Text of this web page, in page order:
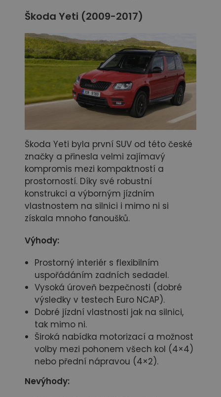
Škoda Yeti (2009-2017)
Škoda Yeti byla první SUV od této české
značky a přinesla velmi zajímavý
kompromis mezi kompaktností a
prostorností. Díky své robustní
konstrukci a výborným jízdním
vlastnostem na silnici i mimo ni si
získala mnoho fanoušků.
Výhody:
Prostorný interiér s flexibilním
uspořádáním zadních sedadel.
Vysoká úroveň bezpečnosti (dobré
výsledky v testech Euro NCAP).
Dobré jízdní vlastnosti jak na silnici,
tak mimo ni.
Široká nabídka motorizací a možnost
volby mezi pohonem všech kol (4×4)
nebo přední nápravou (4×2).
Nevýhody: